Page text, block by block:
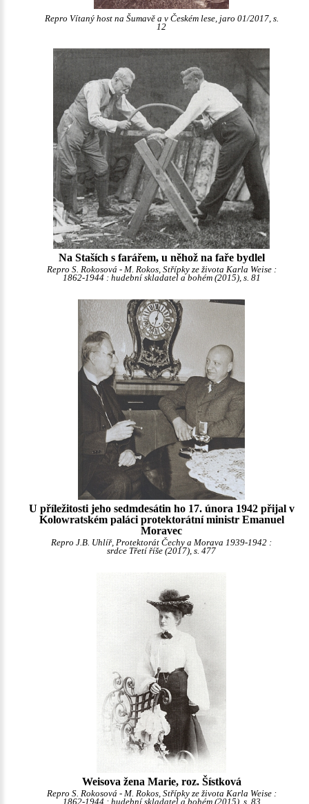
Repro Vítaný host na Šumavě a v Českém lese, jaro 01/2017, s.
12
Na Staších s farářem, u něhož na faře bydlel
Repro S. Rokosová - M. Rokos, Střípky ze života Karla Weise :
1862-1944 : hudební skladatel a bohém (2015), s. 81
U příležitosti jeho sedmdesátin ho 17. února 1942 přijal v
Kolowratském paláci protektorátní ministr Emanuel
Moravec
Repro J.B. Uhlíř, Protektorát Čechy a Morava 1939-1942 :
srdce Třetí říše (2017), s. 477
Weisova žena Marie, roz. Šístková
Repro S. Rokosová - M. Rokos, Střípky ze života Karla Weise :
1862-1944 : hudební skladatel a bohém (2015), s. 83